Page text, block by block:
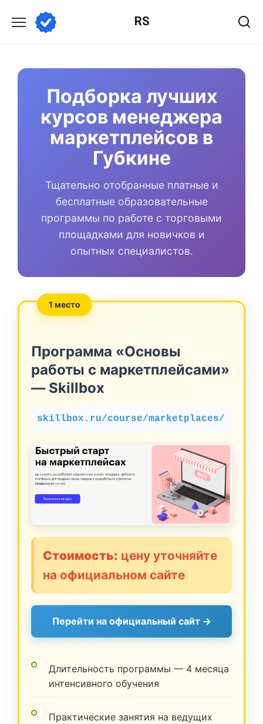
содержанию
RS
Подборка лучших
курсов менеджера
маркетплейсов в
Губкине
Тщательно отобранные платные и
бесплатные образовательные
программы по работе с торговыми
площадками для новичков и
опытных специалистов.
1 место
Программа «Основы
работы с маркетплейсами»
— Skillbox
skillbox.ru/course/marketplaces/
Стоимость: цену уточняйте
на официальном сайте
Перейти на официальный сайт →
Длительность программы — 4 месяца
интенсивного обучения
Практические занятия на ведущих